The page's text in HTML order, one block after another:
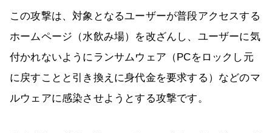
この攻撃は、対象となるユーザーが普段アクセスする
ホームページ（水飲み場）を改ざんし、ユーザーに気
付かれないようにランサムウェア（PCをロックし元
に戻すことと引き換えに身代金を要求する）などのマ
ルウェアに感染させようとする攻撃です。